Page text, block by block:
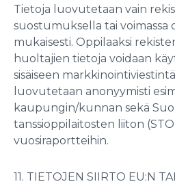
Tietoja luovutetaan vain
suostumuksella tai voimassa
mukaisesti. Oppilaaksi
huoltajien tietoja voidaan
sisäiseen
luovutetaan anonyymisti
kaupungin/kunnan sekä
tanssioppilaitosten liiton
vuosiraportteihin.
11. TIETOJEN SIIRTO EU:N